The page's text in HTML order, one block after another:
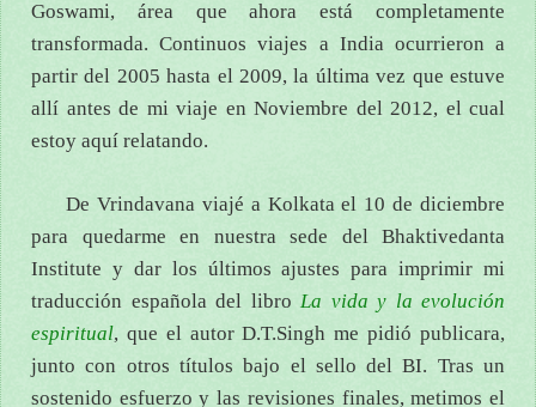
Goswami, área que ahora está completamente
transformada. Continuos viajes a India ocurrieron a
partir del 2005 hasta el 2009, la última vez que estuve
allí antes de mi viaje en Noviembre del 2012, el cual
estoy aquí relatando.
De Vrindavana viajé a Kolkata el 10 de diciembre
para quedarme en nuestra sede del Bhaktivedanta
Institute y dar los últimos ajustes para imprimir mi
traducción española del libro La vida y la evolución
espiritual, que el autor D.T.Singh me pidió publicara,
junto con otros títulos bajo el sello del BI. Tras un
sostenido esfuerzo y las revisiones finales, metimos el